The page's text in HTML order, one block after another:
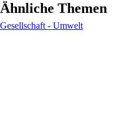
Ähnliche Themen
Gesellschaft - Umwelt